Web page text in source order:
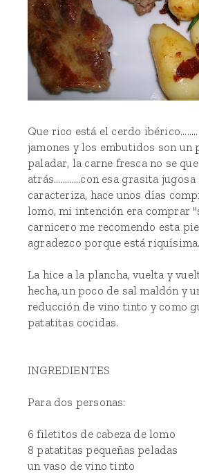
Que rico está el cerdo
jamones y los embutidos son un
paladar, la carne fresca no se
atrás............con esa grasita
caracteriza, hace unos días
lomo, mi intención era comprar
carnicero me recomendo esta
agradezco porque está riquísima.
La hice a la plancha, vuelta y
hecha, un poco de sal maldón y
reducción de vino tinto y como
patatitas cocidas.
INGREDIENTES
Para dos personas:
6 filetitos de cabeza de lomo
8 patatitas pequeñas peladas
un vaso de vino tinto